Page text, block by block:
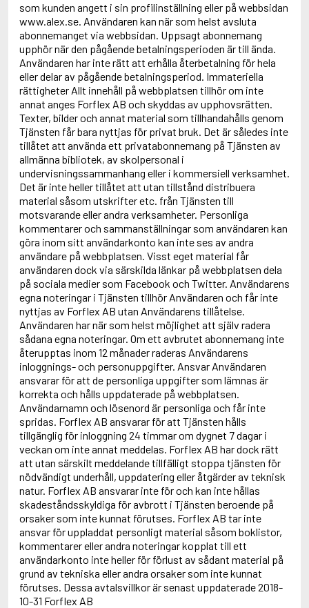
som kunden angett i sin profilinställning eller på webbsidan
www.alex.se. Användaren kan när som helst avsluta
abonnemanget via webbsidan. Uppsagt abonnemang
upphör när den pågående betalningsperioden är till ända.
Användaren har inte rätt att erhålla återbetalning för hela
eller delar av pågående betalningsperiod. Immateriella
rättigheter Allt innehåll på webbplatsen tillhör om inte
annat anges Forflex AB och skyddas av upphovsrätten.
Texter, bilder och annat material som tillhandahålls genom
Tjänsten får bara nyttjas för privat bruk. Det är således inte
tillåtet att använda ett privatabonnemang på Tjänsten av
allmänna bibliotek, av skolpersonal i
undervisningssammanhang eller i kommersiell verksamhet.
Det är inte heller tillåtet att utan tillstånd distribuera
material såsom utskrifter etc. från Tjänsten till
motsvarande eller andra verksamheter. Personliga
kommentarer och sammanställningar som användaren kan
göra inom sitt användarkonto kan inte ses av andra
användare på webbplatsen. Visst eget material får
användaren dock via särskilda länkar på webbplatsen dela
på sociala medier som Facebook och Twitter. Användarens
egna noteringar i Tjänsten tillhör Användaren och får inte
nyttjas av Forflex AB utan Användarens tillåtelse.
Användaren har när som helst möjlighet att själv radera
sådana egna noteringar. Om ett avbrutet abonnemang inte
återupptas inom 12 månader raderas Användarens
inloggnings- och personuppgifter. Ansvar Användaren
ansvarar för att de personliga uppgifter som lämnas är
korrekta och hålls uppdaterade på webbplatsen.
Användarnamn och lösenord är personliga och får inte
spridas. Forflex AB ansvarar för att Tjänsten hålls
tillgänglig för inloggning 24 timmar om dygnet 7 dagar i
veckan om inte annat meddelas. Forflex AB har dock rätt
att utan särskilt meddelande tillfälligt stoppa tjänsten för
nödvändigt underhåll, uppdatering eller åtgärder av teknisk
natur. Forflex AB ansvarar inte för och kan inte hållas
skadeståndsskyldiga för avbrott i Tjänsten beroende på
orsaker som inte kunnat förutses. Forflex AB tar inte
ansvar för uppladdat personligt material såsom boklistor,
kommentarer eller andra noteringar kopplat till ett
användarkonto inte heller för förlust av sådant material på
grund av tekniska eller andra orsaker som inte kunnat
förutses. Dessa avtalsvillkor är senast uppdaterade 2018-
10-31 Forflex AB